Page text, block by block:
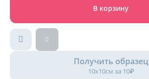
В корзину
Получить образец
10х10см за 10₽